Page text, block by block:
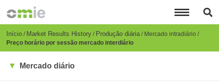
para
conteúdo
principal
Breadcrumb
Início Market Results History Produção diária Mercado intradiário
Preço horário por sessão mercado interdiário
Mercado diário